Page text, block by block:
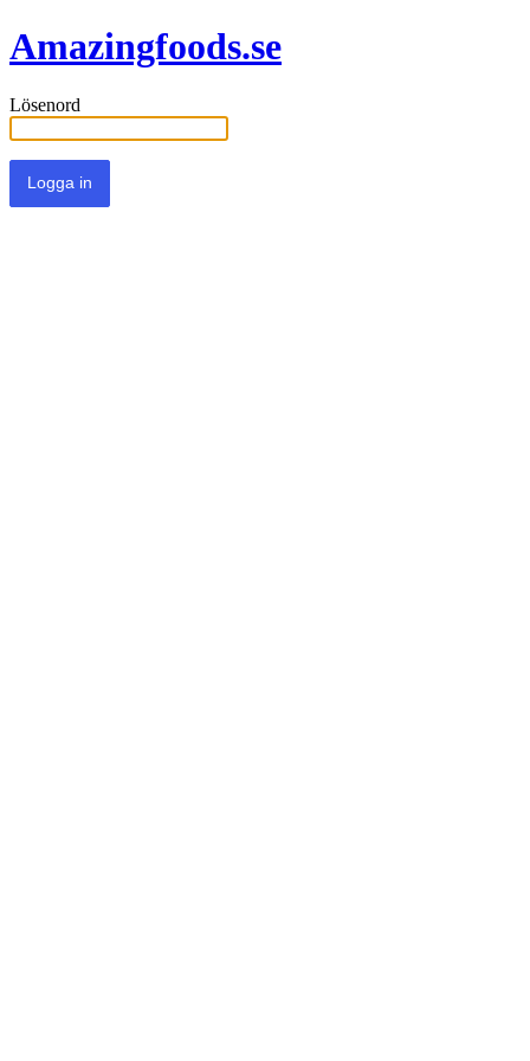
Amazingfoods.se
Lösenord